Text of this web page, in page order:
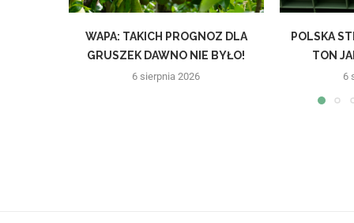
WAPA: TAKICH PROGNOZ DLA
GRUSZEK DAWNO NIE BYŁO!
6 sierpnia 2026
POLSKA
TON
6